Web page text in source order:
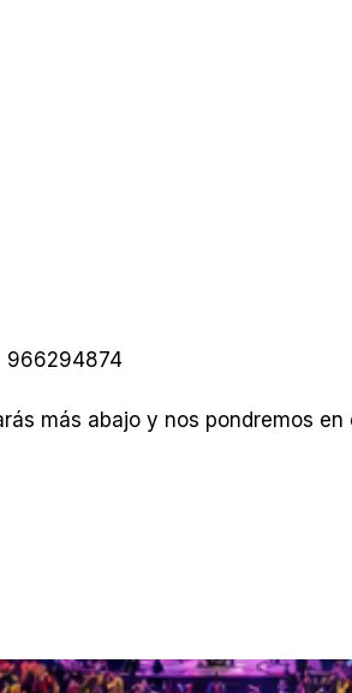
966294874
más abajo y nos pondremos